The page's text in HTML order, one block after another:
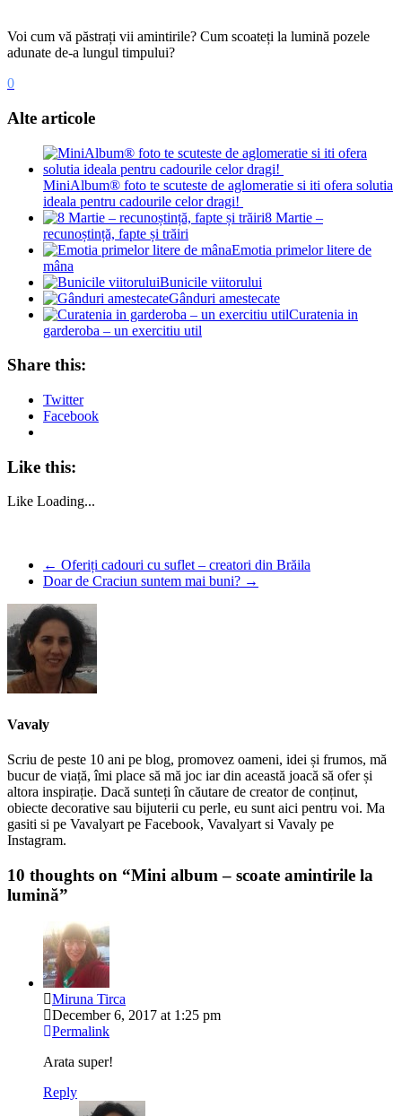
Voi cum vă păstrați vii amintirile? Cum scoateți la lumină pozele
adunate de-a lungul timpului?
0
Alte articole
MiniAlbum® foto te scuteste de aglomeratie si iti ofera solutia
ideala pentru cadourile celor dragi!
8 Martie –
recunoștință, fapte și trăiri
Emotia primelor litere de
mâna
Bunicile viitorului
Gânduri amestecate
Curatenia in
garderoba – un exercitiu util
Share this:
Twitter
Facebook
Like this:
Like Loading...
← Oferiți cadouri cu suflet – creatori din Brăila
Doar de Craciun suntem mai buni? →
Vavaly
Scriu de peste 10 ani pe blog, promovez oameni, idei și frumos, mă
bucur de viață, îmi place să mă joc iar din această joacă să ofer și
altora inspirație. Dacă sunteți în căutare de creator de conținut,
obiecte decorative sau bijuterii cu perle, eu sunt aici pentru voi. Ma
gasiti si pe Vavalyart pe Facebook, Vavalyart si Vavaly pe
Instagram.
10 thoughts on “Mini album – scoate amintirile la
lumină”
Miruna Tirca
December 6, 2017 at 1:25 pm
Permalink
Arata super!
Reply